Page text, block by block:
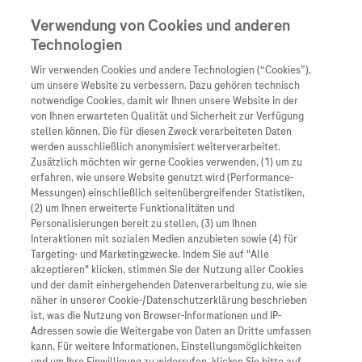
Unternehmen
Übersicht
Wer wir sind
Was uns antreibt
Unsere Standorte
Roche Stories
Events
Innovation
Übersicht
Forschung
Personalisierte
Digitalisierung
Blog Zukunftslabor
Übersicht
Unser Service für
Informationen zu
Diagnostik ist
Klinische Studien
Arzneimittel
Übersicht
Arzneimittel A-Z
Roche Pipeline
Roche Fachportal
Diagnostik
Kontakt
Presse
Karriere
Verwendung von Cookies und anderen
Technologien
Wir verwenden Cookies und andere Technologien (“Cookies”),
um unsere Website zu verbessern. Dazu gehören technisch
notwendige Cookies, damit wir Ihnen unsere Website in der
von Ihnen erwarteten Qualität und Sicherheit zur Verfügung
stellen können. Die für diesen Zweck verarbeiteten Daten
werden ausschließlich anonymisiert weiterverarbeitet.
Zusätzlich möchten wir gerne Cookies verwenden, (1) um zu
erfahren, wie unsere Website genutzt wird (Performance-
Messungen) einschließlich seitenübergreifender Statistiken,
(2) um Ihnen erweiterte Funktionalitäten und
Personalisierungen bereit zu stellen, (3) um Ihnen
Interaktionen mit sozialen Medien anzubieten sowie (4) für
Targeting- und Marketingzwecke. Indem Sie auf "Alle
akzeptieren" klicken, stimmen Sie der Nutzung aller Cookies
und der damit einhergehenden Datenverarbeitung zu, wie sie
näher in unserer Cookie-/Datenschutzerklärung beschrieben
ist, was die Nutzung von Browser-Informationen und IP-
Adressen sowie die Weitergabe von Daten an Dritte umfassen
kann. Für weitere Informationen, Einstellungsmöglichkeiten